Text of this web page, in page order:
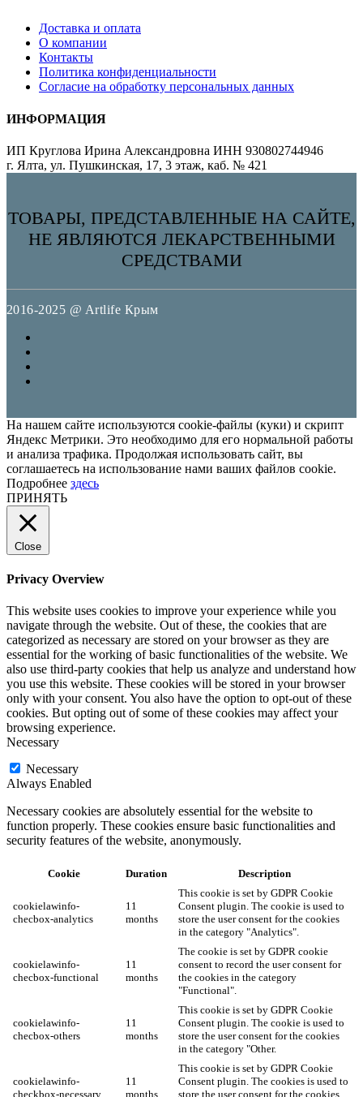
Доставка и оплата
О компании
Контакты
Политика конфиденциальности
Согласие на обработку персональных данных
ИНФОРМАЦИЯ
ИП Круглова Ирина Александровна ИНН 930802744946
г. Ялта, ул. Пушкинская, 17, 3 этаж, каб. № 421
ТОВАРЫ, ПРЕДСТАВЛЕННЫЕ НА САЙТЕ,
НЕ ЯВЛЯЮТСЯ ЛЕКАРСТВЕННЫМИ
СРЕДСТВАМИ
2016-2025 @ Artlife Крым
На нашем сайте используются cookie-файлы (куки) и скрипт
Яндекс Метрики. Это необходимо для его нормальной работы
и анализа трафика. Продолжая использовать сайт, вы
соглашаетесь на использование нами ваших файлов cookie.
Подробнее здесь
ПРИНЯТЬ
Close
Privacy Overview
This website uses cookies to improve your experience while you
navigate through the website. Out of these, the cookies that are
categorized as necessary are stored on your browser as they are
essential for the working of basic functionalities of the website. We
also use third-party cookies that help us analyze and understand how
you use this website. These cookies will be stored in your browser
only with your consent. You also have the option to opt-out of these
cookies. But opting out of some of these cookies may affect your
browsing experience.
Necessary
Necessary
Always Enabled
Necessary cookies are absolutely essential for the website to
function properly. These cookies ensure basic functionalities and
security features of the website, anonymously.
Cookie Duration Description
cookielawinfo-
checbox-analytics
11
months
This cookie is set by GDPR Cookie
Consent plugin. The cookie is used to
store the user consent for the cookies
in the category "Analytics".
cookielawinfo-
checbox-functional
11
months
The cookie is set by GDPR cookie
consent to record the user consent for
the cookies in the category
"Functional".
cookielawinfo-
checbox-others
11
months
This cookie is set by GDPR Cookie
Consent plugin. The cookie is used to
store the user consent for the cookies
in the category "Other.
cookielawinfo-
checkbox-necessary
11
months
This cookie is set by GDPR Cookie
Consent plugin. The cookies is used to
store the user consent for the cookies